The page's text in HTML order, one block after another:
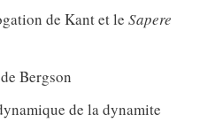
de Kant et le Sapere
Bergson
de la dynamite